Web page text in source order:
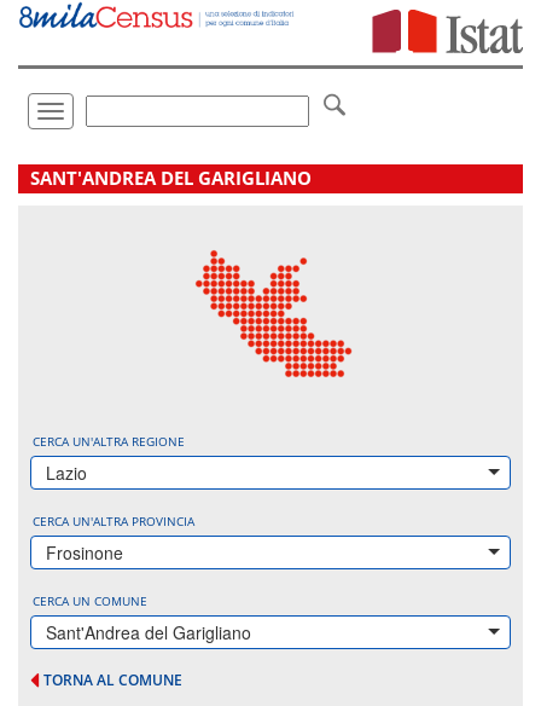
Vai
direttamente
Toggle
navigation
.
SANT'ANDREA DEL GARIGLIANO
CERCA UN'ALTRA REGIONE
Lazio
CERCA UN'ALTRA PROVINCIA
Frosinone
CERCA UN COMUNE
Sant'Andrea del Garigliano
TORNA AL COMUNE